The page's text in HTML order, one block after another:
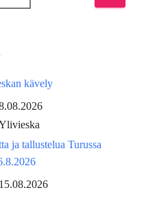
kävely
ja tallustelua Turussa
15.08.2026